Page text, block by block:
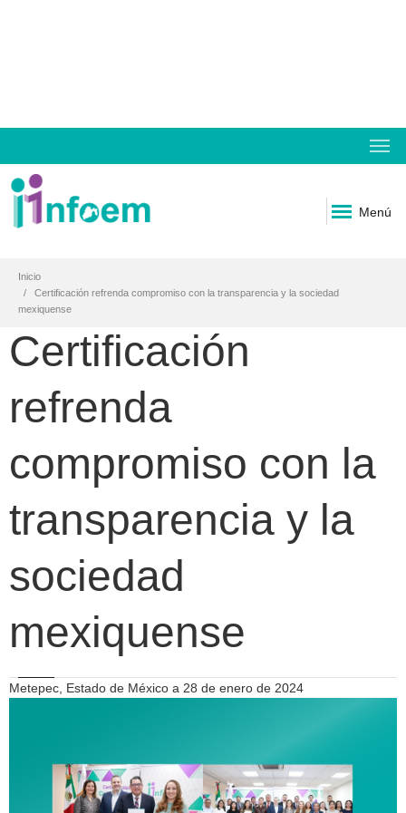
Menú
Inicio
Certificación refrenda compromiso con la transparencia y la sociedad
mexiquense
Certificación
refrenda
compromiso con la
transparencia y la
sociedad
mexiquense
Metepec, Estado de México a 28 de enero de 2024